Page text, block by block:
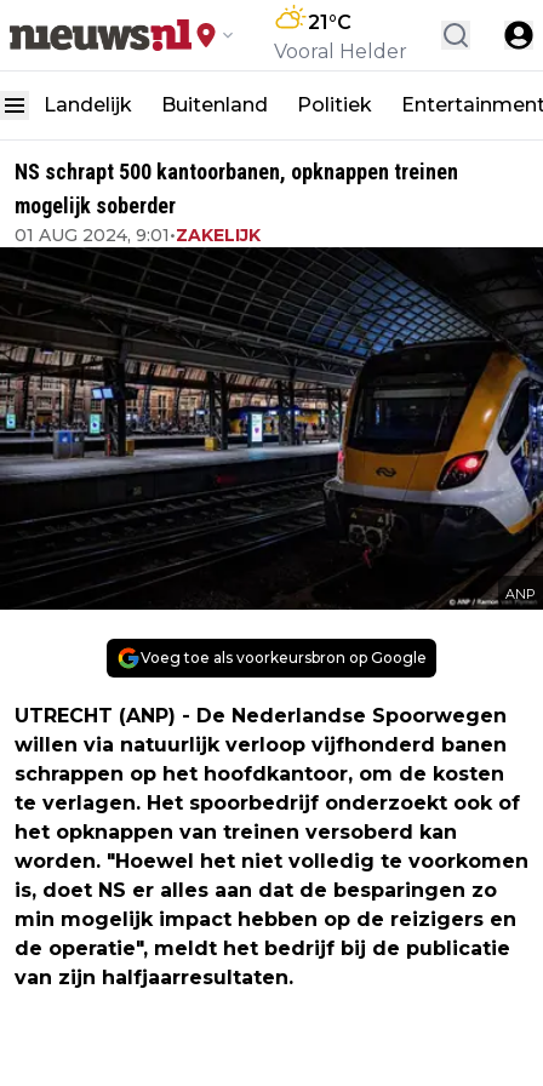
21°C
Vooral Helder
Landelijk Buitenland Politiek
NS schrapt 500 kantoorbanen, opknappen treinen
mogelijk soberder
01 AUG 2024, 9:01•ZAKELIJK
ANP
Voeg toe als voorkeursbron op Google
UTRECHT (ANP) - De Nederlandse Spoorwegen
willen via natuurlijk verloop vijfhonderd banen
schrappen op het hoofdkantoor, om de kosten
te verlagen. Het spoorbedrijf onderzoekt ook of
het opknappen van treinen versoberd kan
worden. "Hoewel het niet volledig te voorkomen
is, doet NS er alles aan dat de besparingen zo
min mogelijk impact hebben op de reizigers en
de operatie", meldt het bedrijf bij de publicatie
van zijn halfjaarresultaten.